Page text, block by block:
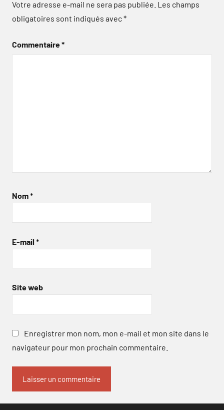
Votre adresse e-mail ne sera pas publiée. Les champs
obligatoires sont indiqués avec*
Commentaire*
Nom*
E-mail *
Site web
Enregistrer mon nom, mon e-mail et mon site dans le
navigateur pour mon prochain commentaire.